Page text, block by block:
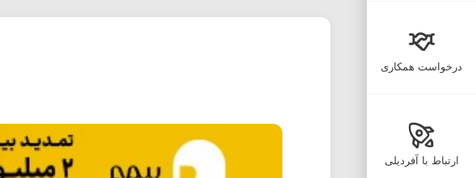
درخواست همکاری
ارتباط با آفردیلی